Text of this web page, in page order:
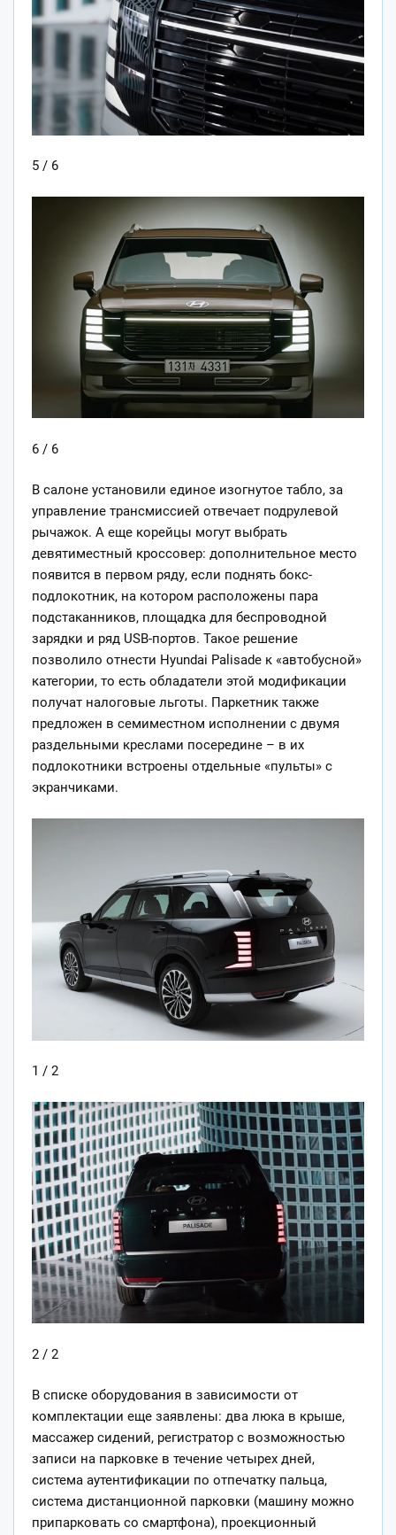
5 / 6
6 / 6
В салоне установили единое изогнутое табло, за
управление трансмиссией отвечает подрулевой
рычажок. А еще корейцы могут выбрать
девятиместный кроссовер: дополнительное место
появится в первом ряду, если поднять бокс-
подлокотник, на котором расположены пара
подстаканников, площадка для беспроводной
зарядки и ряд USB-портов. Такое решение
позволило отнести Hyundai Palisade к «автобусной»
категории, то есть обладатели этой модификации
получат налоговые льготы. Паркетник также
предложен в семиместном исполнении с двумя
раздельными креслами посередине – в их
подлокотники встроены отдельные «пульты» с
экранчиками.
1 / 2
2 / 2
В списке оборудования в зависимости от
комплектации еще заявлены: два люка в крыше,
массажер сидений, регистратор с возможностью
записи на парковке в течение четырех дней,
система аутентификации по отпечатку пальца,
система дистанционной парковки (машину можно
припарковать со смартфона), проекционный